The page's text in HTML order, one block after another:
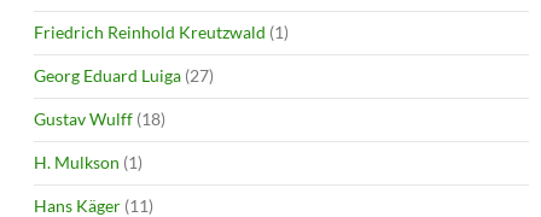
Friedrich Reinhold Kreutzwald (1)
Georg Eduard Luiga (27)
Gustav Wulff (18)
H. Mulkson (1)
Hans Käger (11)